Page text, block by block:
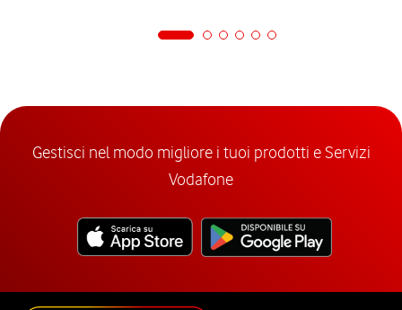
Gestisci nel modo migliore i tuoi prodotti e Servizi
Vodafone